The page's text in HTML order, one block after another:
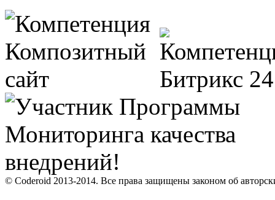
© Coderoid 2013-2014. Все права защищены законом об